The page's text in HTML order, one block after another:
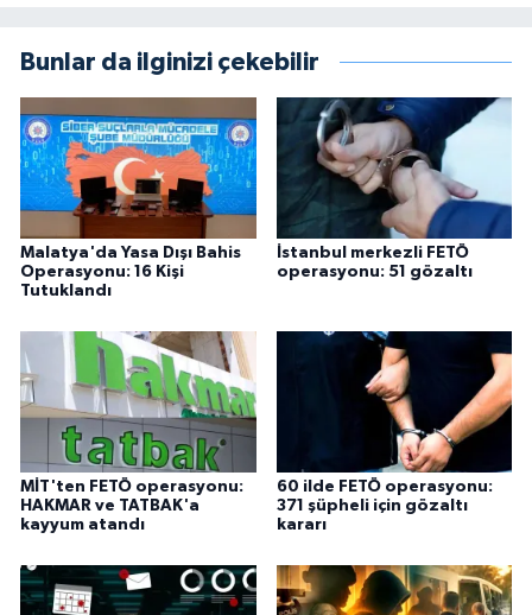
Bunlar da ilginizi çekebilir
Malatya'da Yasa Dışı Bahis
Operasyonu: 16 Kişi
Tutuklandı
İstanbul merkezli FETÖ
operasyonu: 51 gözaltı
MİT'ten FETÖ operasyonu:
HAKMAR ve TATBAK'a
kayyum atandı
60 ilde FETÖ operasyonu:
371 şüpheli için gözaltı
kararı